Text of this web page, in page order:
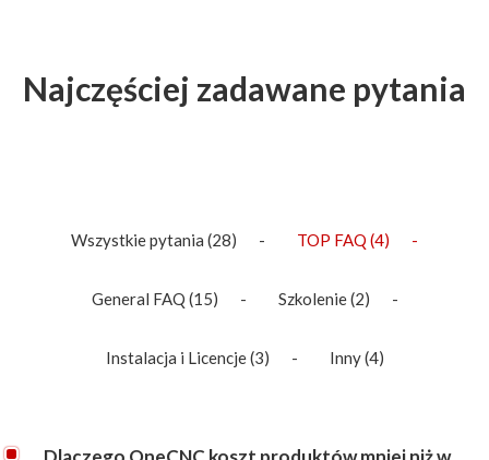
Najczęściej zadawane pytania
Wszystkie pytania (28) TOP FAQ (4)
General FAQ (15) Szkolenie(2)
Instalacja i Licencje(3) Inny(4)